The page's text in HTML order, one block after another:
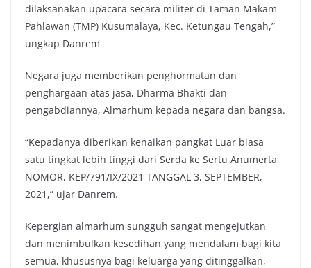
dilaksanakan upacara secara militer di Taman Makam
Pahlawan (TMP) Kusumalaya, Kec. Ketungau Tengah,”
ungkap Danrem
Negara juga memberikan penghormatan dan
penghargaan atas jasa, Dharma Bhakti dan
pengabdiannya, Almarhum kepada negara dan bangsa.
“Kepadanya diberikan kenaikan pangkat Luar biasa
satu tingkat lebih tinggi dari Serda ke Sertu Anumerta
NOMOR, KEP/791/IX/2021 TANGGAL 3, SEPTEMBER,
2021,” ujar Danrem.
Kepergian almarhum sungguh sangat mengejutkan
dan menimbulkan kesedihan yang mendalam bagi kita
semua, khususnya bagi keluarga yang ditinggalkan,